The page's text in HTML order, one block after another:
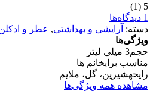
5
(1)
1 دیدگاه‌ها
دسته: آرایشی و بهداشتی, عطر و
ویژگی‌ها
حجم3 میلی لیتر
مناسب برایخانم ها
رایحهشیرین، گل، ملایم
مشاهده همه ویژگی‌ها